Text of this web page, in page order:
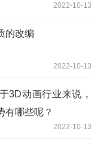
2022-10-13
的改编
2022-10-13
3D动画行业来说，
有哪些呢？
2022-10-13